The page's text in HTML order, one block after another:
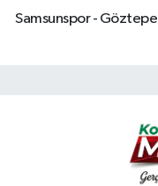
Samsunspor - Göztepe